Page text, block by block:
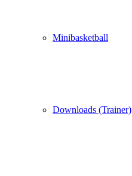
Minibasketball
Downloads (Trainer)